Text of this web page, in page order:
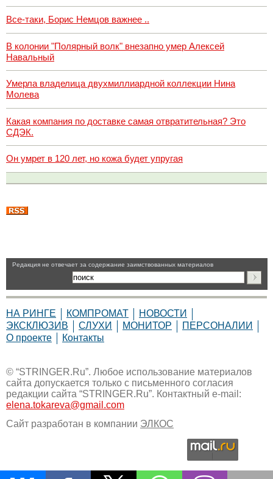
Все-таки, Борис Немцов важнее ..
В колонии "Полярный волк" внезапно умер Алексей
Навальный
Умерла владелица двухмиллиардной коллекции Нина
Молева
Какая компания по доставке самая отвратительная? Это
СДЭК.
Он умрет в 120 лет, но кожа будет упругая
Pедакция не отвечает за содержание заимствованных материалов
НА РИНГЕ КОМПРОМАТ
НОВОСТИ
ЭКСКЛЮЗИВ
СЛУХИ МОНИТОР
ПЕРСОНАЛИИ
О проекте
Контакты
© “STRINGER.Ru”. Любое использование материалов
сайта допускается только с письменного согласия
редакции сайта “STRINGER.Ru”. Контактный e-mail:
elena.tokareva@gmail.com
Сайт разработан в компании ЭЛКОС